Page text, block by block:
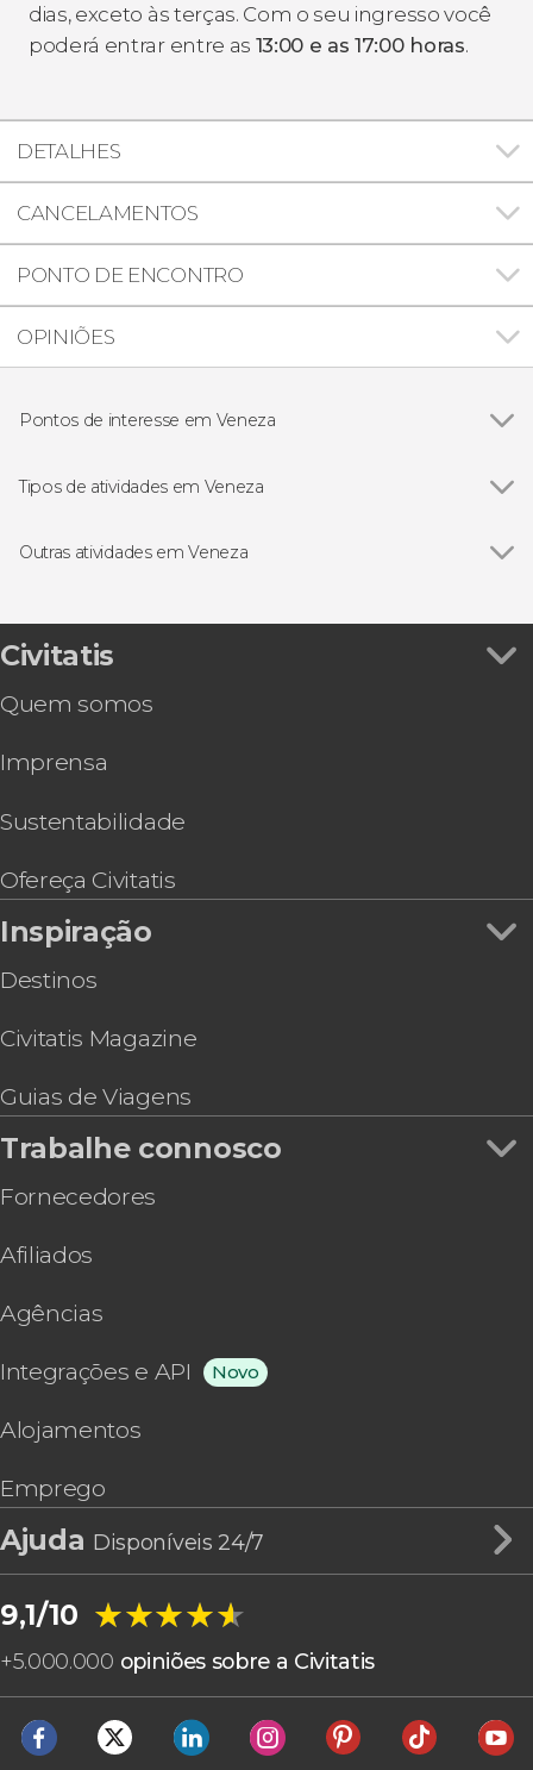
dias, exceto às terças. Com o seu ingresso você
poderá entrar entre as 13:00 e as 17:00 horas.
DETALHES
CANCELAMENTOS
PONTO DE ENCONTRO
OPINIÕES
Pontos de interesse em Veneza
Basílica de São Marcos
Burano
Tipos de atividades em Veneza
Excursões de um dia
Concerto
Gastronomia e enoturismo
Outras atividades em Veneza
Concerto de As Quatro Estações de Vivaldi na
igreja da Piedade
de gôndola
Ingresso para o Teatro La Fenice
Ducal com ingressos
Veneza
Ingresso do Palácio das Prisões de Veneza
Subida ao campanário de São Marcos +
Sessão de fotos privada em Veneza
Civitatis
Quem somos
Imprensa
Sustentabilidade
Ofereça Civitatis
Inspiração
Destinos
Civitatis Magazine
Guias de Viagens
Trabalhe connosco
Fornecedores
Afiliados
Agências
Integrações e API Novo
Alojamentos
Emprego
Ajuda Disponíveis 24/7
9,1/10 ★★★★★
★★★★★
+5.000.000 opiniões sobre a Civitatis